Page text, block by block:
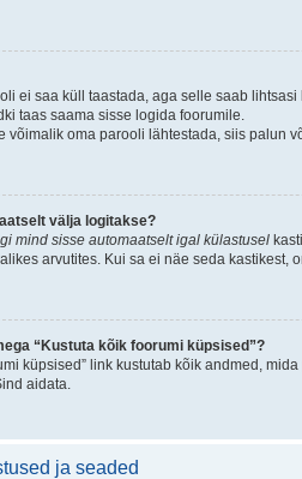
ei saa küll taastada, aga selle saab
taas saama sisse logida foorumile.
võimalik oma parooli lähtestada, siis palun
välja logitakse?
mind sisse automaatselt igal külastusel
arvutites. Kui sa ei näe seda kastikest,
“Kustuta kõik foorumi küpsised”?
küpsised” link kustutab kõik andmed,
aidata.
ja seaded